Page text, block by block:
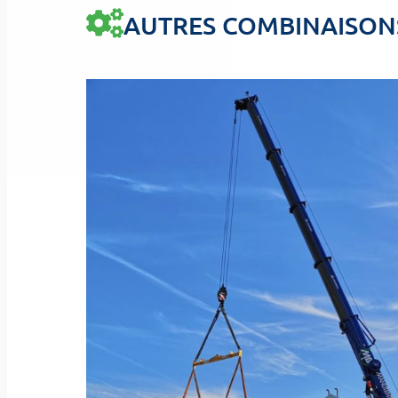
AUTRES